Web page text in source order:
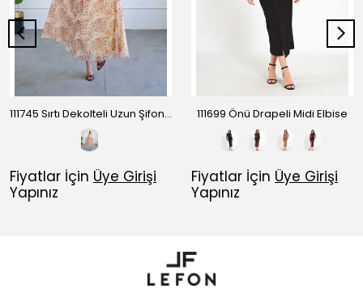
111745 Sırtı Dekolteli Uzun Şifon Elbise
Fiyatlar İçin Üye Girişi
Yapınız
111699 Önü Drapeli Midi Elbise
Fiyatlar İçin Üye Girişi
Yapınız